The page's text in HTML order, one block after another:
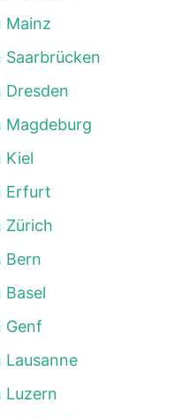
Mainz
Saarbrücken
Dresden
Magdeburg
Kiel
Erfurt
Zürich
Bern
Genf
Lausanne
Luzern